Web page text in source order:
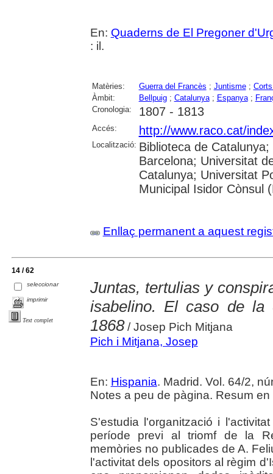
En: Quaderns de El Pregoner
: il.
Matèries: Guerra del Francès ; Juntisme;
Àmbit:
Bellpuig; Catalunya; Espanya;
Cronologia:
1807 - 1813
Accés: http://www.raco.cat/
Localització: Biblioteca de
Barcelona; Universitat
Catalunya; Universitat
Municipal Isidor Cònsul
Enllaç permanent a aquest
14 / 62
seleccionar
imprimir
Text complet
Juntas, tertulias y
isabelino. El caso de la
1868/ Josep Pich Mitjana
Pich i Mitjana, Josep
En: Hispania. Madrid. Vol. 64/2,
Notes a peu de pàgina. Resum
S'estudia l'organització i
període previ al triomf de la
memòries no publicades de A.
l'activitat dels opositors al règim